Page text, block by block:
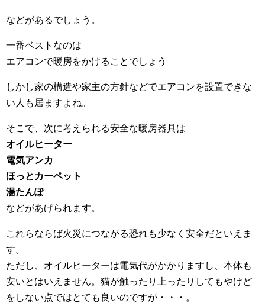
などがあるでしょう。
一番ベストなのは
エアコンで暖房をかけることでしょう
しかし家の構造や家主の方針などでエアコンを設置できな
い人も居ますよね。
そこで、次に考えられる安全な暖房器具は
オイルヒーター
電気アンカ
ほっとカーペット
湯たんぽ
などがあげられます。
これらならば火災につながる恐れも少なく安全だといえま
す。
ただし、オイルヒーターは電気代がかかりますし、本体も
安いとはいえません。猫が触ったり上ったりしてもやけど
をしない点ではとても良いのですが・・・。